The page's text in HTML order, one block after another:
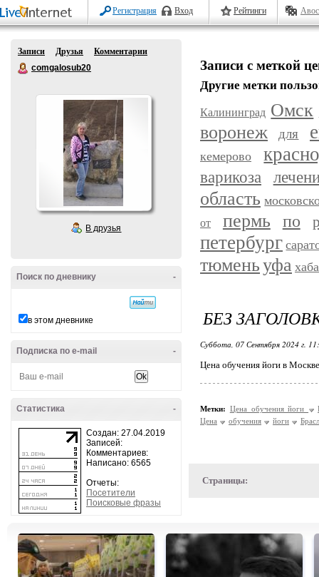
Регистрация Вход Рейтинги
Записи Друзья
Комментарии
comgalosub20
В друзья
-
Поиск по дневнику
в этом дневнике
-
Подписка по e-mail
-
Статистика
Создан: 27.04.2019
Записей:
Комментариев:
Написано: 6565
Отчеты:
Посетители
Поисковые фразы
Записи с меткой
Другие метки
Калининград Омск
воронеж для
кемерово
варикоза
область
от пермь по
петербург
тюменьуфа
БЕЗ
Суббота, 07 Сентября 2024 г.
Цена обучения йоги в
Метки: Цена обучения йоги
Цена
обучения йоги
Страницы: